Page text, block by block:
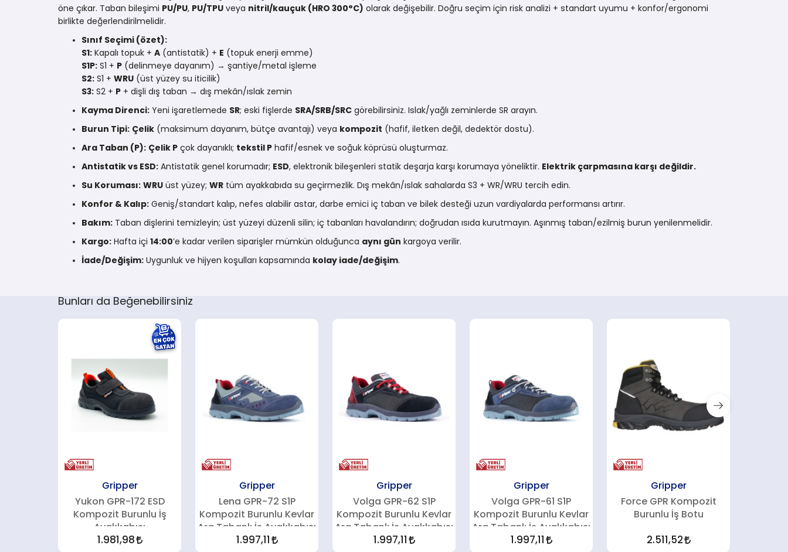
öne çıkar. Taban bileşimi PU/PU, PU/TPU veya nitril/kauçuk (HRO 300°C) olarak değişebilir. Doğru seçim için risk analizi + standart uyumu + konfor/ergonomi
birlikte değerlendirilmelidir.
Sınıf Seçimi (özet):
S1: Kapalı topuk + A (antistatik) + E (topuk enerji emme)
S1P: S1 + P (delinmeye dayanım) → şantiye/metal işleme
S2: S1 + WRU (üst yüzey su iticilik)
S3: S2 + P + dişli dış taban → dış mekân/ıslak zemin
Kayma Direnci: Yeni işaretlemede SR; eski fişlerde SRA/SRB/SRC görebilirsiniz. Islak/yağlı zeminlerde SR arayın.
Burun Tipi: Çelik (maksimum dayanım, bütçe avantajı) veya kompozit (hafif, iletken değil, dedektör dostu).
Ara Taban (P): Çelik P çok dayanıklı; tekstil P hafif/esnek ve soğuk köprüsü oluşturmaz.
Antistatik vs ESD: Antistatik genel korumadır; ESD, elektronik bileşenleri statik deşarja karşı korumaya yöneliktir. Elektrik çarpmasına karşı değildir.
Su Koruması: WRU üst yüzey; WR tüm ayakkabıda su geçirmezlik. Dış mekân/ıslak sahalarda S3 + WR/WRU tercih edin.
Konfor & Kalıp: Geniş/standart kalıp, nefes alabilir astar, darbe emici iç taban ve bilek desteği uzun vardiyalarda performansı artırır.
Bakım: Taban dişlerini temizleyin; üst yüzeyi düzenli silin; iç tabanları havalandırın; doğrudan ısıda kurutmayın. Aşınmış taban/ezilmiş burun yenilenmelidir.
Kargo: Hafta içi 14:00’e kadar verilen siparişler mümkün olduğunca aynı gün kargoya verilir.
İade/Değişim: Uygunluk ve hijyen koşulları kapsamında kolay iade/değişim.
Bunları da Beğenebilirsiniz
Gripper
Yukon GPR-172 ESD
Kompozit Burunlu İş
Ayakkabısı
1.981,98
Gripper
Lena GPR-72 S1P
Kompozit Burunlu Kevlar
Ara Tabanlı İş Ayakkabısı
1.997,11
Gripper
Volga GPR-62 S1P
Kompozit Burunlu Kevlar
Ara Tabanlı İş Ayakkabısı
1.997,11
Gripper
Volga GPR-61 S1P
Kompozit Burunlu Kevlar
Ara Tabanlı İş Ayakkabısı
1.997,11
Gripper
Force GPR Kompozit
Burunlu İş Botu
2.511,52